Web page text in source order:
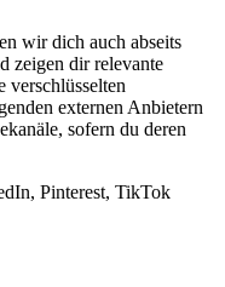
wir dich auch abseits
zeigen dir relevante
verschlüsselten
externen Anbietern
sofern du deren
Pinterest, TikTok